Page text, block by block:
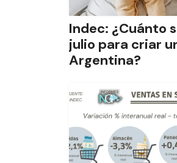
Indec: ¿Cuánto
julio para criar
Argentina?